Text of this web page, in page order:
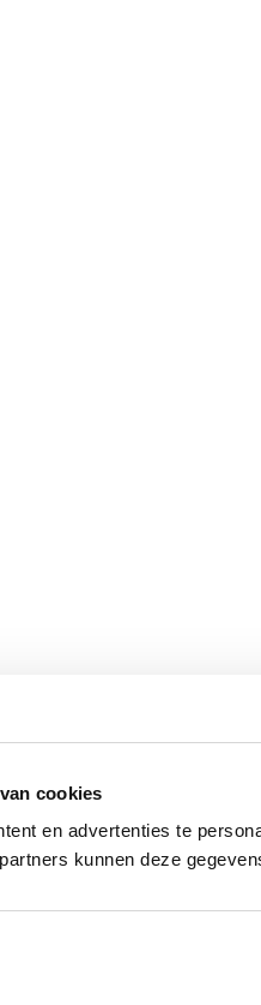
cookies
en advertenties te
kunnen deze